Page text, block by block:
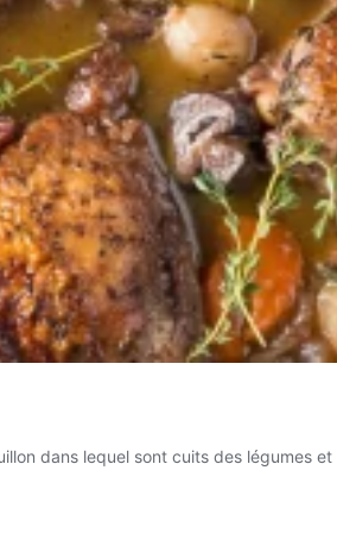
dans lequel sont cuits des